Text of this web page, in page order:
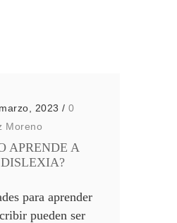
2023 / 0
Moreno
APRENDE A
para aprender
pueden ser